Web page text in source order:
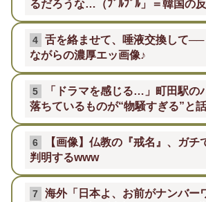
るだろうな…（ﾌﾞﾙﾌﾞﾙ」＝韓国の
4
舌を絡ませて、唾液交換して──
ながらの濃厚エッ画像♪
5
「ドラマを感じる…」町田駅の
落ちているものが“物騒すぎる”と
6
【画像】仏教の『戒名』、ガチ
判明するwww
7
海外「日本よ、お前がナンバー